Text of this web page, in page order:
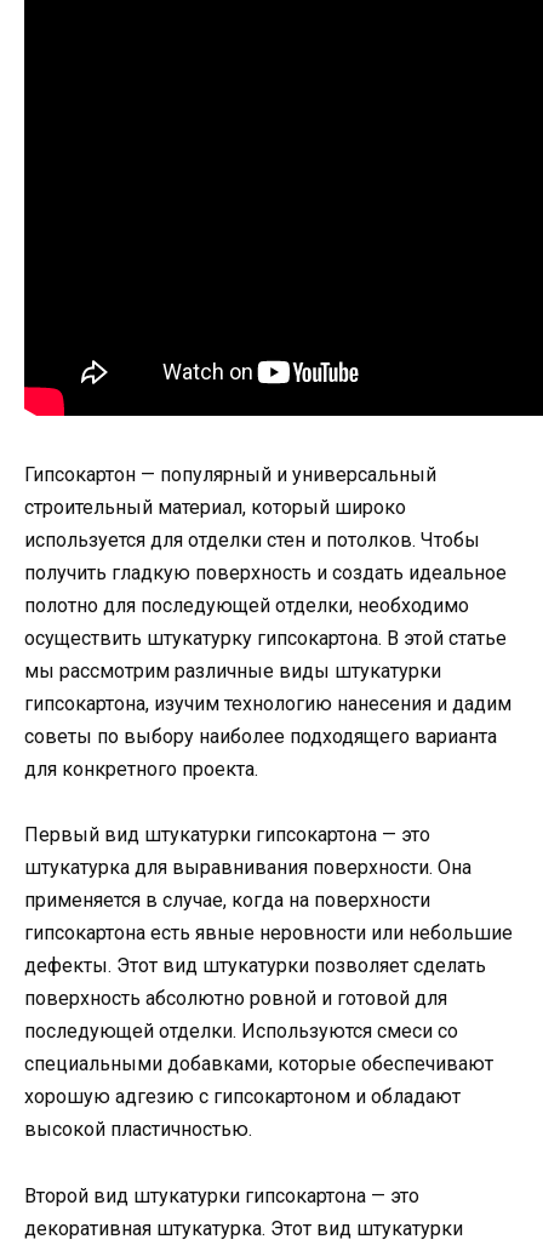
Гипсокартон — популярный и универсальный
строительный материал, который широко
используется для отделки стен и потолков. Чтобы
получить гладкую поверхность и создать идеальное
полотно для последующей отделки, необходимо
осуществить штукатурку гипсокартона. В этой статье
мы рассмотрим различные виды штукатурки
гипсокартона, изучим технологию нанесения и дадим
советы по выбору наиболее подходящего варианта
для конкретного проекта.
Первый вид штукатурки гипсокартона — это
штукатурка для выравнивания поверхности. Она
применяется в случае, когда на поверхности
гипсокартона есть явные неровности или небольшие
дефекты. Этот вид штукатурки позволяет сделать
поверхность абсолютно ровной и готовой для
последующей отделки. Используются смеси со
специальными добавками, которые обеспечивают
хорошую адгезию с гипсокартоном и обладают
высокой пластичностью.
Второй вид штукатурки гипсокартона — это
декоративная штукатурка. Этот вид штукатурки